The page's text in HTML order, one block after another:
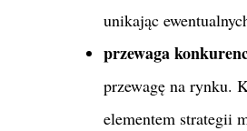
unikając
przewaga
przewagę na rynku.
elementem strategii